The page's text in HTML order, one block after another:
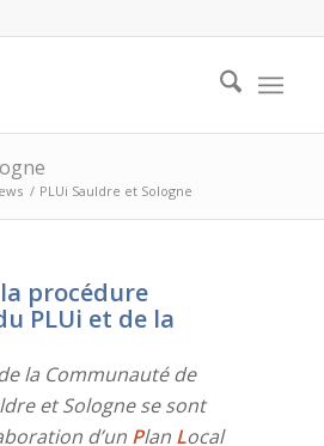
/ PLUi Sauldre et Sologne
procédure
PLUi et de la
la Communauté de
et Sologne se sont
d’un Plan Local